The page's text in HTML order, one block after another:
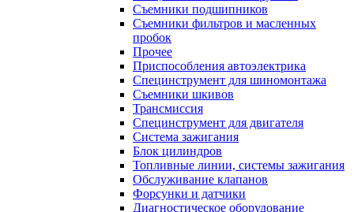
Съемники подшипников
Съемники фильтров и масленных
пробок
Прочее
Приспособления автоэлектрика
Специнструмент для шиномонтажа
Съемники шкивов
Трансмиссия
Специнструмент для двигателя
Система зажигания
Блок цилиндров
Топливные линии, системы зажигания
Обслуживание клапанов
Форсунки и датчики
Диагностическое оборудование